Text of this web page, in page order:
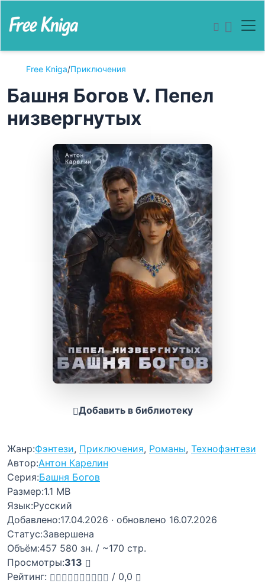
Free Kniga/Приключения
Башня Богов V. Пепел
низвергнутых
Добавить в библиотеку
Жанр:Фэнтези, Приключения, Романы, Технофэнтези
Автор:Антон Карелин
Серия:Башня Богов
Размер:1.1 MB
Язык:Русский
Добавлено:17.04.2026 · обновлено 16.07.2026
Статус:Завершена
Объём:457 580 зн. / ~170 стр.
Просмотры:313
Рейтинг:
/ 0,0